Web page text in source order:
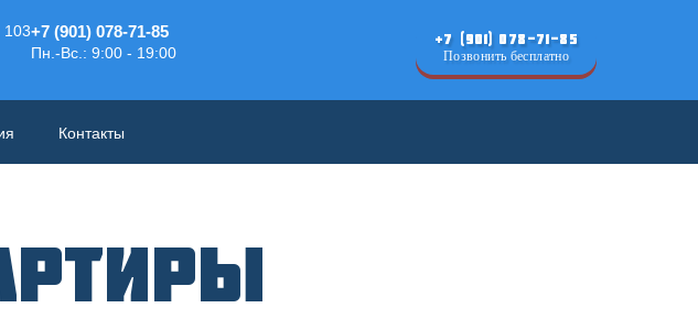
103+7 (901) 078-71-85
Пн.-Вс.: 9:00 - 19:00
+7 (901) 078-71-85
Позвонить бесплатно
Контакты